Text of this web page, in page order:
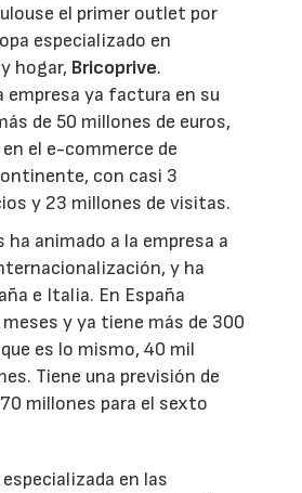
el primer outlet por
especializado en
hogar, Bricoprive.
empresa ya factura en su
de 50 millones de euros,
el e-commerce de
con casi 3
y 23 millones de visitas.
animado a la empresa a
y ha
e Italia. En España
y ya tiene más de 300
es lo mismo, 40 mil
Tiene una previsión de
millones para el sexto
en las